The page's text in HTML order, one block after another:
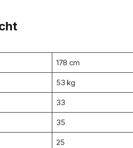
178 cm
53 kg
33
35
25